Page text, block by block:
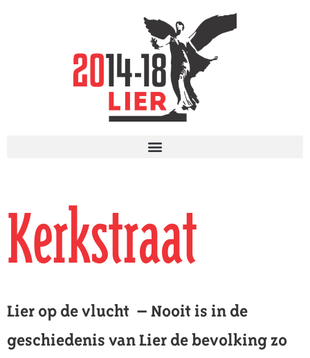
Kerkstraat
Lier op de vlucht – Nooit is in de
geschiedenis van Lier de bevolking zo